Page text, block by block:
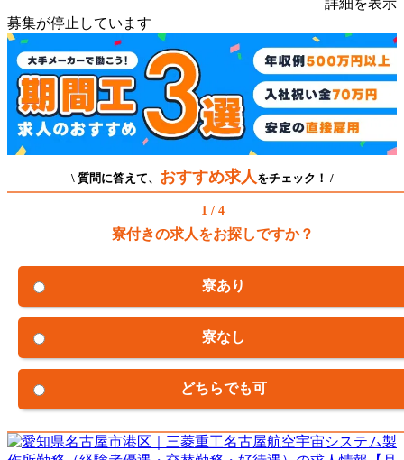
募集が停止しています
\ 質問に答えて、 おすすめ求人 をチェック！ /
1 / 4
寮付きの求人をお探しですか？
寮あり
寮なし
どちらでも可